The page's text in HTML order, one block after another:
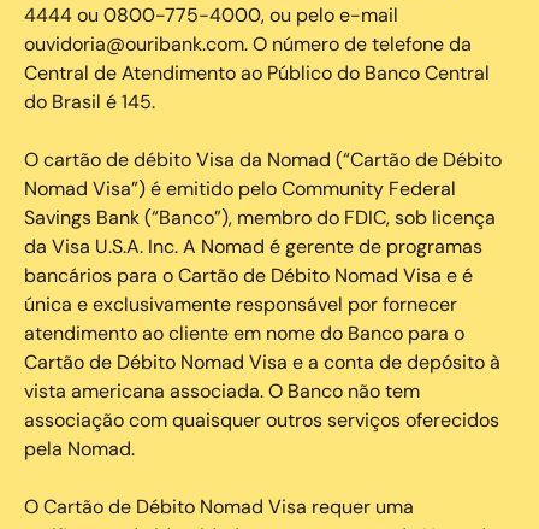
4444 ou 0800-775-4000, ou pelo e-mail
ouvidoria@ouribank.com. O número de telefone da
Central de Atendimento ao Público do Banco Central
do Brasil é 145.
O cartão de débito Visa da Nomad (“Cartão de Débito
Nomad Visa”) é emitido pelo Community Federal
Savings Bank (“Banco”), membro do FDIC, sob licença
da Visa U.S.A. Inc. A Nomad é gerente de programas
bancários para o Cartão de Débito Nomad Visa e é
única e exclusivamente responsável por fornecer
atendimento ao cliente em nome do Banco para o
Cartão de Débito Nomad Visa e a conta de depósito à
vista americana associada. O Banco não tem
associação com quaisquer outros serviços oferecidos
pela Nomad.
O Cartão de Débito Nomad Visa requer uma